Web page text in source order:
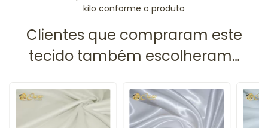
kilo conforme o produto